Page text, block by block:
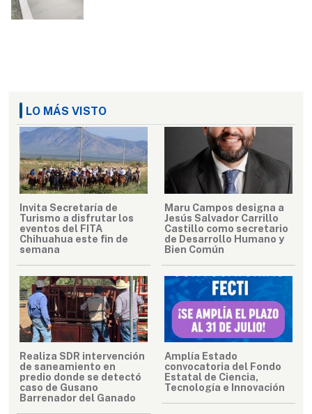
LO MÁS VISTO
Invita Secretaría de
Turismo a disfrutar los
eventos del FITA
Chihuahua este fin de
semana
Maru Campos designa a
Jesús Salvador Carrillo
Castillo como secretario
de Desarrollo Humano y
Bien Común
Realiza SDR intervención
de saneamiento en
predio donde se detectó
caso de Gusano
Barrenador del Ganado
Amplía Estado
convocatoria del Fondo
Estatal de Ciencia,
Tecnología e Innovación